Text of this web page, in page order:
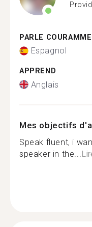
PARLE
Espagnol
APPREND
Anglais
Mes objectifs
Speak fluent, i
speaker in the...